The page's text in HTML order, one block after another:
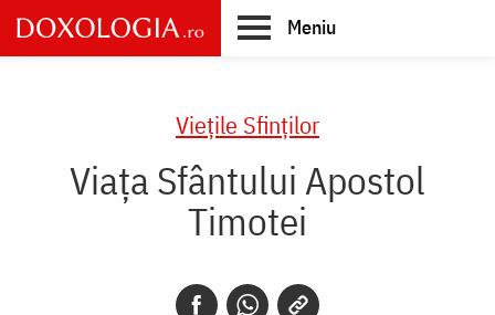
Skip
to
main
Meniu
Vieţile Sfinţilor
Viața Sfântului Apostol
Timotei